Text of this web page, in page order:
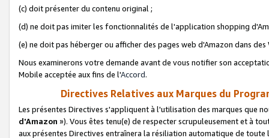
(c) doit présenter du contenu original ;
(d) ne doit pas imiter les fonctionnalités de l'application shopping
(e) ne doit pas héberger ou afficher des pages web d'Amazon dans
Nous examinerons votre demande avant de vous notifier son
Mobile acceptée aux fins de l'Accord.
Directives Relatives aux Marques du
Les présentes Directives s'appliquent à l'utilisation des marques que
d'Amazon »). Vous êtes tenu(e) de respecter scrupuleusement et à
aux présentes Directives entraînera la résiliation automatique de